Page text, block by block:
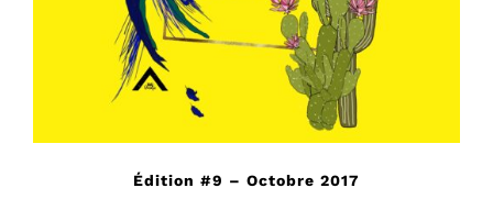
Édition #9 – Octobre 2017